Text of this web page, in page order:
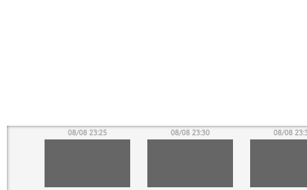
08/08 23:25 08/08 23:30 08/08